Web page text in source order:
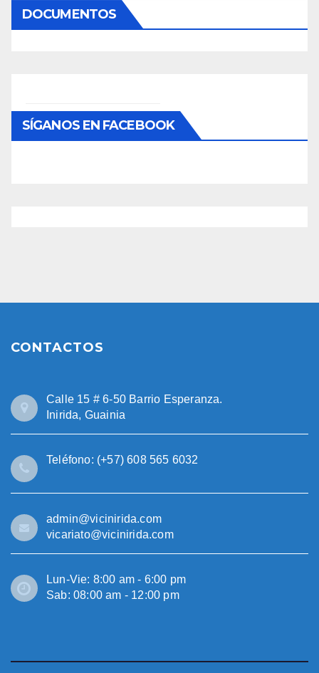
DOCUMENTOS
SÍGANOS EN FACEBOOK
CONTACTOS
Calle 15 # 6-50 Barrio Esperanza.
Inirida, Guainia
Teléfono: (+57) 608 565 6032
admin@vicinirida.com
vicariato@vicinirida.com
Lun-Vie: 8:00 am - 6:00 pm
Sab: 08:00 am - 12:00 pm